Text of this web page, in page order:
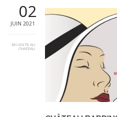
02
JUIN 2021
EN VISITE AU
CHATEAU